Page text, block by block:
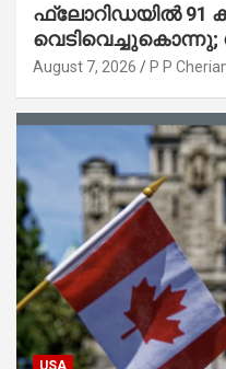
ഫ്ലോറിഡയിൽ 91
വെടിവെച്ചുകൊന്നു;
ഹോമിലാക്കില്ലെന്ന്
August 7, 2026 P P
USA